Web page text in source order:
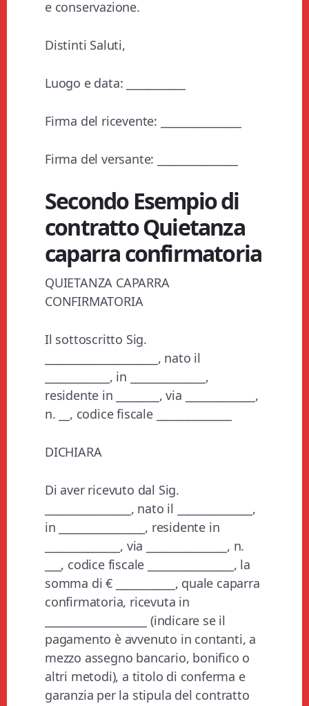
e conservazione.
Distinti Saluti,
Luogo e data: ___________
Firma del ricevente: _______________
Firma del versante: _______________
Secondo Esempio di
contratto Quietanza
caparra confirmatoria
QUIETANZA CAPARRA
CONFIRMATORIA
Il sottoscritto Sig.
_____________________, nato il
____________, in ______________,
residente in ________, via _____________,
n. __, codice fiscale ______________
DICHIARA
Di aver ricevuto dal Sig.
________________, nato il ______________,
in ________________, residente in
______________, via _______________, n.
___, codice fiscale ________________, la
somma di € ___________, quale caparra
confirmatoria, ricevuta in
___________________ (indicare se il
pagamento è avvenuto in contanti, a
mezzo assegno bancario, bonifico o
altri metodi), a titolo di conferma e
garanzia per la stipula del contratto